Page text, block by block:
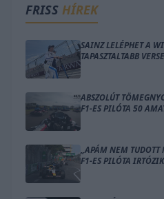
FRISS HÍREK
SAINZ LELÉPHET A
TAPASZTALTABB
ABSZOLÚT
F1-ES PILÓTA 50
„APÁM NEM TUDOTT
F1-ES PILÓTA